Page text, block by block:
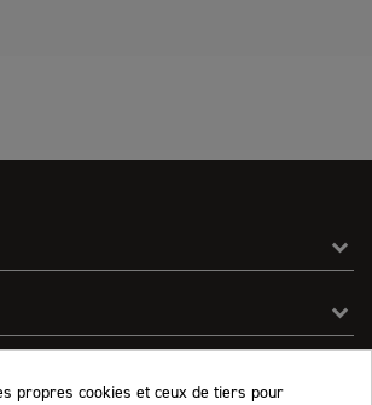
propres cookies et ceux de tiers pour